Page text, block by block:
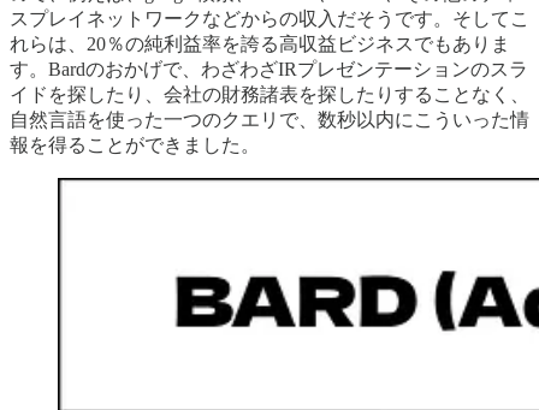
スプレイネットワークなどからの収入だそうです。そしてこ
れらは、20％の純利益率を誇る高収益ビジネスでもありま
す。Bardのおかげで、わざわざIRプレゼンテーションのスラ
イドを探したり、会社の財務諸表を探したりすることなく、
自然言語を使った一つのクエリで、数秒以内にこういった情
報を得ることができました。